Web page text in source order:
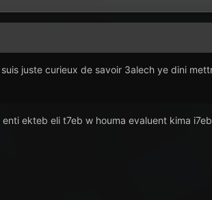
juste curieux de savoir 3alech ye dini
ekteb eli t7eb w houma evaluent kima